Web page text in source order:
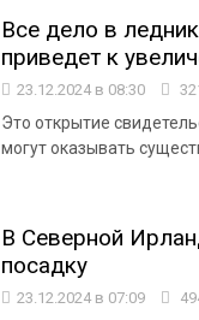
Все дело в
приведет к
23.12.2024 в 08:30
Это открытие
могут оказывать
В Северной
посадку
23.12.2024 в 07:09